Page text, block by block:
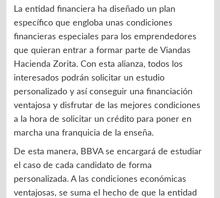
La entidad financiera ha diseñado un plan
específico que engloba unas condiciones
financieras especiales para los emprendedores
que quieran entrar a formar parte de Viandas
Hacienda Zorita. Con esta alianza, todos los
interesados podrán solicitar un estudio
personalizado y así conseguir una financiación
ventajosa y disfrutar de las mejores condiciones
a la hora de solicitar un crédito para poner en
marcha una franquicia de la enseña.
De esta manera, BBVA se encargará de estudiar
el caso de cada candidato de forma
personalizada. A las condiciones económicas
ventajosas, se suma el hecho de que la entidad